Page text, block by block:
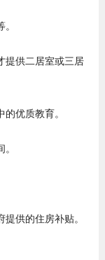
提供二居室或三居
优质教育。
供的住房补贴。